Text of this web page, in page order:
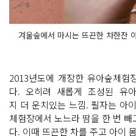
겨울숲에서 마시는 뜨끈한 차한잔
2013년도에 개장한 유아숲체험
다. 오히려 새롭게 조성된 유
지 더 운치있는 느낌. 필자는 아
체험장에서 노느라 땀을 한 번
다. 이때 뜨끈한 차를 주고 아이